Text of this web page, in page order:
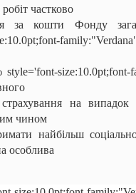
частково
за кошти Фонду
style='font-size:10.0pt;font-
страхування на випадок
чином
найбільш
особлива